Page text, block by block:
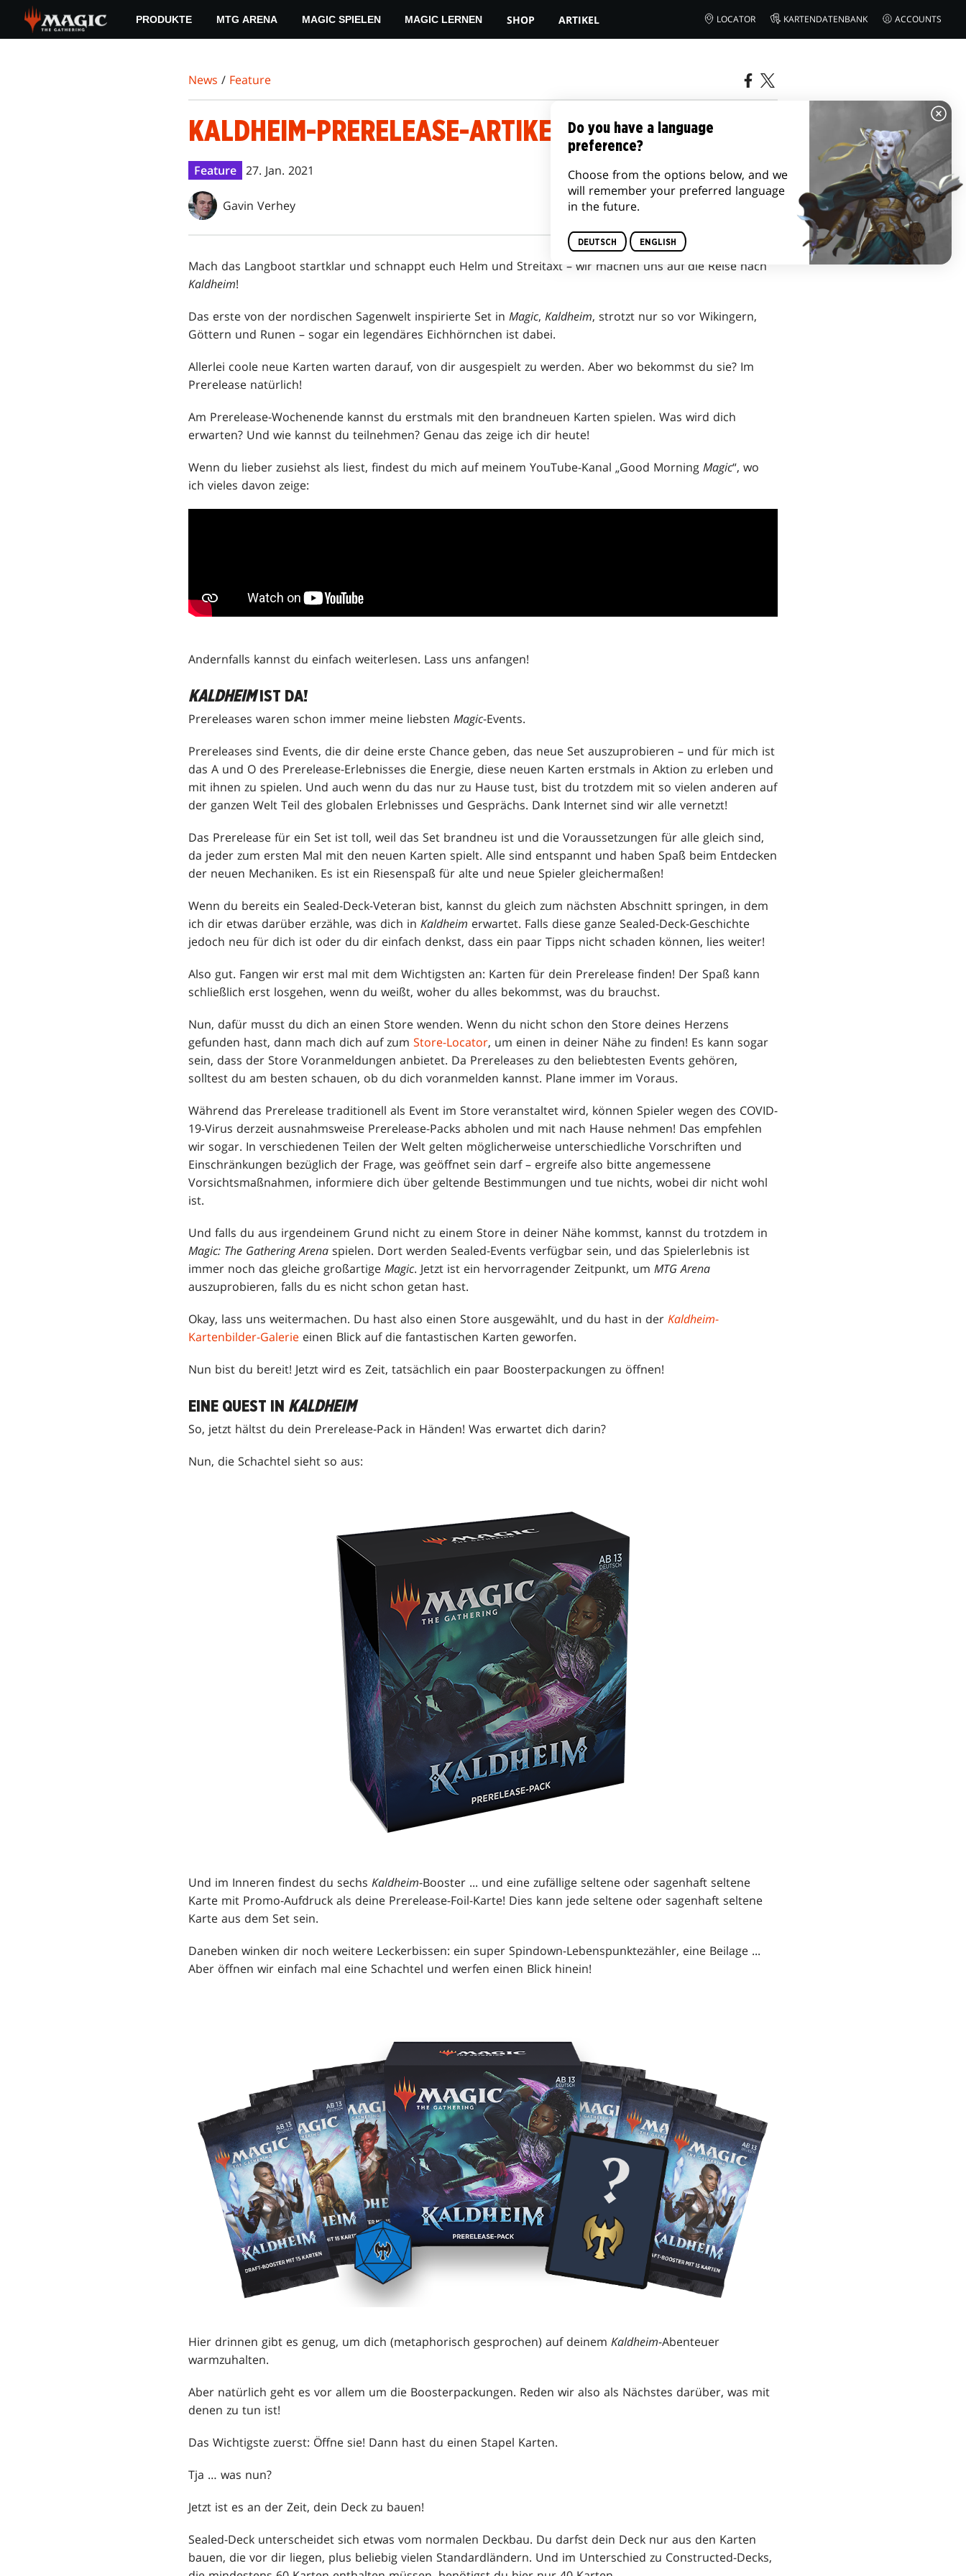
main
PRODUKTE MTG ARENA MAGIC SPIELEN MAGIC LERNEN SHOP ARTIKEL LOCATOR KARTENDATENBANK ACCOUNTS
News / Feature
KALDHEIM-PRERELEASE-ARTIKEL
Feature 27. Jan. 2021
Gavin Verhey
Mach das Langboot startklar und schnappt euch Helm und Streitaxt – wir machen uns auf die Reise nach
Kaldheim!
Das erste von der nordischen Sagenwelt inspirierte Set in Magic, Kaldheim, strotzt nur so vor Wikingern,
Göttern und Runen – sogar ein legendäres Eichhörnchen ist dabei.
Allerlei coole neue Karten warten darauf, von dir ausgespielt zu werden. Aber wo bekommst du sie? Im
Prerelease natürlich!
Am Prerelease-Wochenende kannst du erstmals mit den brandneuen Karten spielen. Was wird dich
erwarten? Und wie kannst du teilnehmen? Genau das zeige ich dir heute!
Wenn du lieber zusiehst als liest, findest du mich auf meinem YouTube-Kanal „Good Morning Magic“, wo
ich vieles davon zeige:
Andernfalls kannst du einfach weiterlesen. Lass uns anfangen!
KALDHEIMIST DA!
Prereleases waren schon immer meine liebsten Magic-Events.
Prereleases sind Events, die dir deine erste Chance geben, das neue Set auszuprobieren – und für mich ist
das A und O des Prerelease-Erlebnisses die Energie, diese neuen Karten erstmals in Aktion zu erleben und
mit ihnen zu spielen. Und auch wenn du das nur zu Hause tust, bist du trotzdem mit so vielen anderen auf
der ganzen Welt Teil des globalen Erlebnisses und Gesprächs. Dank Internet sind wir alle vernetzt!
Das Prerelease für ein Set ist toll, weil das Set brandneu ist und die Voraussetzungen für alle gleich sind,
da jeder zum ersten Mal mit den neuen Karten spielt. Alle sind entspannt und haben Spaß beim Entdecken
der neuen Mechaniken. Es ist ein Riesenspaß für alte und neue Spieler gleichermaßen!
Wenn du bereits ein Sealed-Deck-Veteran bist, kannst du gleich zum nächsten Abschnitt springen, in dem
ich dir etwas darüber erzähle, was dich in Kaldheim erwartet. Falls diese ganze Sealed-Deck-Geschichte
jedoch neu für dich ist oder du dir einfach denkst, dass ein paar Tipps nicht schaden können, lies weiter!
Also gut. Fangen wir erst mal mit dem Wichtigsten an: Karten für dein Prerelease finden! Der Spaß kann
schließlich erst losgehen, wenn du weißt, woher du alles bekommst, was du brauchst.
Nun, dafür musst du dich an einen Store wenden. Wenn du nicht schon den Store deines Herzens
gefunden hast, dann mach dich auf zum Store-Locator, um einen in deiner Nähe zu finden! Es kann sogar
sein, dass der Store Voranmeldungen anbietet. Da Prereleases zu den beliebtesten Events gehören,
solltest du am besten schauen, ob du dich voranmelden kannst. Plane immer im Voraus.
Während das Prerelease traditionell als Event im Store veranstaltet wird, können Spieler wegen des COVID-
19-Virus derzeit ausnahmsweise Prerelease-Packs abholen und mit nach Hause nehmen! Das empfehlen
wir sogar. In verschiedenen Teilen der Welt gelten möglicherweise unterschiedliche Vorschriften und
Einschränkungen bezüglich der Frage, was geöffnet sein darf – ergreife also bitte angemessene
Vorsichtsmaßnahmen, informiere dich über geltende Bestimmungen und tue nichts, wobei dir nicht wohl
ist.
Und falls du aus irgendeinem Grund nicht zu einem Store in deiner Nähe kommst, kannst du trotzdem in
Magic: The Gathering Arena spielen. Dort werden Sealed-Events verfügbar sein, und das Spielerlebnis ist
immer noch das gleiche großartige Magic. Jetzt ist ein hervorragender Zeitpunkt, um MTG Arena
auszuprobieren, falls du es nicht schon getan hast.
Okay, lass uns weitermachen. Du hast also einen Store ausgewählt, und du hast in der Kaldheim-
Kartenbilder-Galerie einen Blick auf die fantastischen Karten geworfen.
Nun bist du bereit! Jetzt wird es Zeit, tatsächlich ein paar Boosterpackungen zu öffnen!
EINE QUEST IN KALDHEIM
So, jetzt hältst du dein Prerelease-Pack in Händen! Was erwartet dich darin?
Nun, die Schachtel sieht so aus:
Und im Inneren findest du sechs Kaldheim-Booster ... und eine zufällige seltene oder sagenhaft seltene
Karte mit Promo-Aufdruck als deine Prerelease-Foil-Karte! Dies kann jede seltene oder sagenhaft seltene
Karte aus dem Set sein.
Daneben winken dir noch weitere Leckerbissen: ein super Spindown-Lebenspunktezähler, eine Beilage ...
Aber öffnen wir einfach mal eine Schachtel und werfen einen Blick hinein!
Hier drinnen gibt es genug, um dich (metaphorisch gesprochen) auf deinem Kaldheim-Abenteuer
warmzuhalten.
Aber natürlich geht es vor allem um die Boosterpackungen. Reden wir also als Nächstes darüber, was mit
denen zu tun ist!
Das Wichtigste zuerst: Öffne sie! Dann hast du einen Stapel Karten.
Tja … was nun?
Jetzt ist es an der Zeit, dein Deck zu bauen!
Sealed-Deck unterscheidet sich etwas vom normalen Deckbau. Du darfst dein Deck nur aus den Karten
bauen, die vor dir liegen, plus beliebig vielen Standardländern. Und im Unterschied zu Constructed-Decks,
Do you have a language
preference?
Choose from the options below, and we
will remember your preferred language
in the future.
DEUTSCH ENGLISH